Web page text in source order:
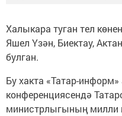
Халыкара туган тел
Яшел Үзән, Биектау,
булган.
Бу хакта «Татар-
конференциясендә
министрлыгының милли